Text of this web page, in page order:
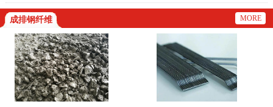
成排钢纤维 MORE